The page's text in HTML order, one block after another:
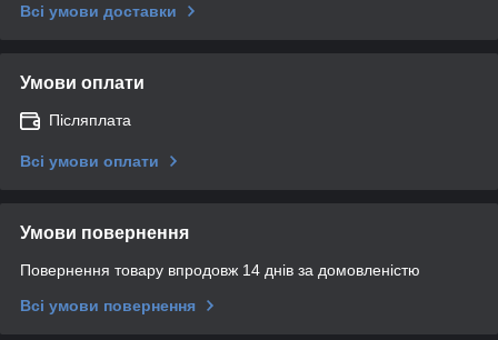
Всі умови доставки
Умови оплати
Післяплата
Всі умови оплати
Умови повернення
Повернення товару впродовж 14 днів за домовленістю
Всі умови повернення